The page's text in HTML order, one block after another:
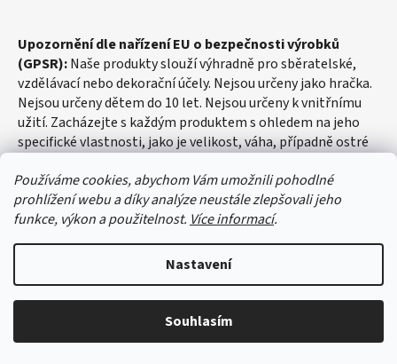
Používáme cookies, abychom Vám umožnili pohodlné
prohlížení webu a díky analýze neustále zlepšovali jeho
funkce, výkon a použitelnost. Více informací.
Nastavení
Souhlasím
Upozornění dle nařízení EU o bezpečnosti výrobků
(GPSR):Naše produkty slouží výhradně pro sběratelské,
vzdělávací nebo dekorační účely. Nejsou určeny jako hračka.
Nejsou určeny dětem do 10 let. Nejsou určeny k vnitřnímu
užití. Zacházejte s každým produktem s ohledem na jeho
specifické vlastnosti, jako je velikost, váha, případně ostré
Vytvořil Shoptet
fosilie-shop.cz. Všechna práva vyhrazena.
Upravit nastavení cookies